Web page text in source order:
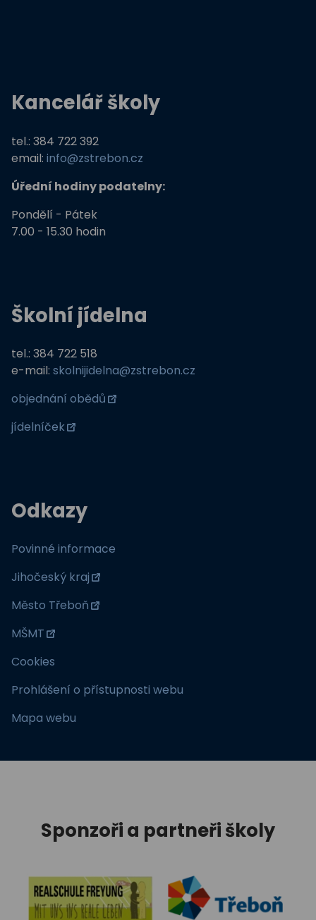
Kancelář školy
tel.: 384 722 392
email: info@zstrebon.cz
Úřední hodiny podatelny:
Pondělí - Pátek
7.00 - 15.30 hodin
Školní jídelna
tel.: 384 722 518
e-mail: skolnijidelna@zstrebon.cz
objednání obědů
jídelníček
Odkazy
Povinné informace
Jihočeský kraj
Město Třeboň
MŠMT
Cookies
Prohlášení o přístupnosti webu
Mapa webu
Sponzoři a partneři školy